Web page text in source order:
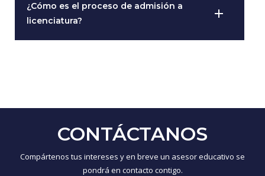
¿Cómo es el proceso de admisión a
licenciatura?
add
CONTÁCTANOS
Compártenos tus intereses y en breve un asesor educativo se
pondrá en contacto contigo.